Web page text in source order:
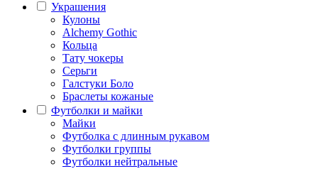
Украшения
Кулоны
Alchemy Gothic
Кольца
Тату чокеры
Серьги
Галстуки Боло
Браслеты кожаные
Футболки и майки
Майки
Футболка с длинным рукавом
Футболки группы
Футболки нейтральные